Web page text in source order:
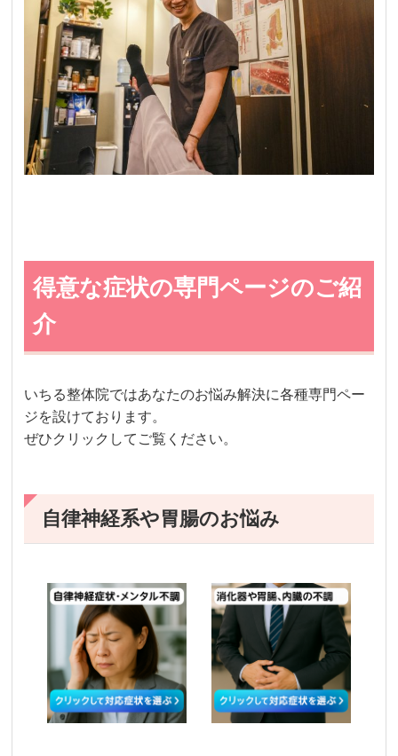
得意な症状の専門ページのご紹
介
いちる整体院ではあなたのお悩み解決に各種専門ペー
ジを設けております。
ぜひクリックしてご覧ください。
自律神経系や胃腸のお悩み